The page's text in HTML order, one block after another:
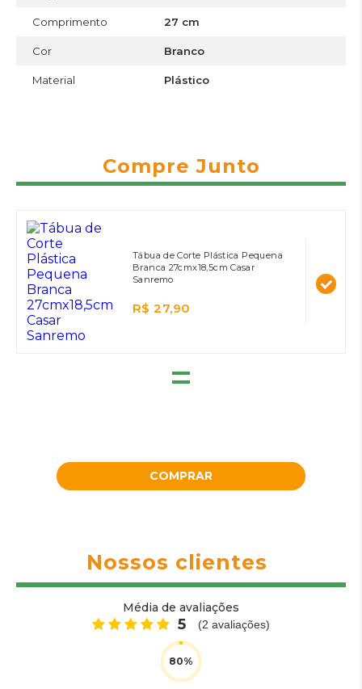
Comprimento 27 cm
Cor Branco
Material Plástico
Compre Junto
Tábua de Corte Plástica Pequena
Branca 27cmx18,5cm Casar
Sanremo
R$ 27,90
=
COMPRAR
Nossos clientes
Média de avaliações
5 (2 avaliações)